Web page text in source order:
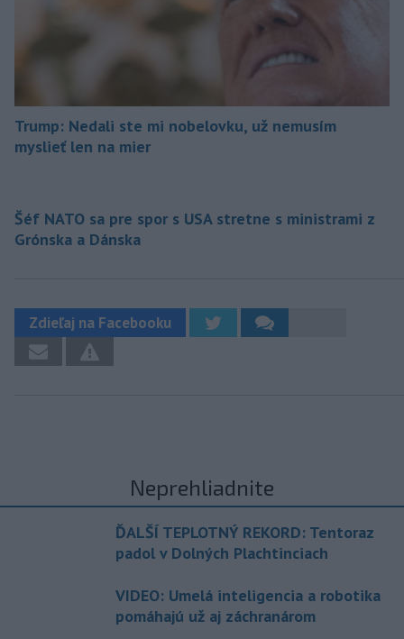
Trump: Nedali ste mi nobelovku, už nemusím
myslieť len na mier
Šéf NATO sa pre spor s USA stretne s ministrami z
Grónska a Dánska
Zdieľaj na Facebooku
Neprehliadnite
ĎALŠÍ TEPLOTNÝ REKORD: Tentoraz
padol v Dolných Plachtinciach
VIDEO: Umelá inteligencia a robotika
pomáhajú už aj záchranárom